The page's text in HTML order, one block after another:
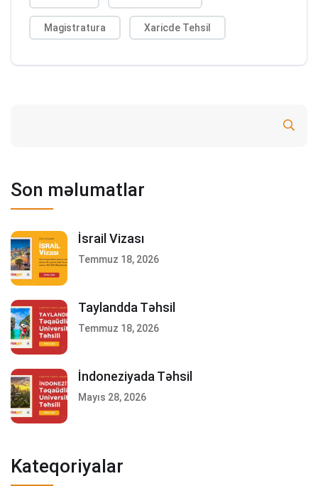
Magistratura Xaricde Tehsil
Son məlumatlar
İsrail Vizası
Temmuz 18, 2026
Taylandda Təhsil
Temmuz 18, 2026
İndoneziyada Təhsil
Mayıs 28, 2026
Kateqoriyalar